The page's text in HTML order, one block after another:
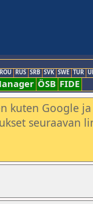
ROU RUS SRB SVK SWE TUR
ÖSB FIDE
kuten Google ja
seuraavan